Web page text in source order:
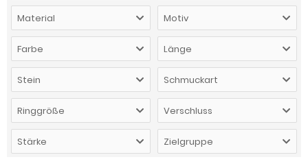
Material Motiv
Farbe Länge
Stein Schmuckart
Ringgröße Verschluss
Stärke Zielgruppe